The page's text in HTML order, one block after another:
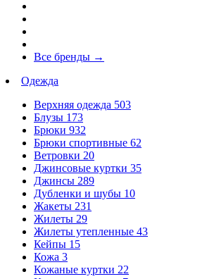
Все бренды →
Одежда
Верхняя одежда 503
Блузы 173
Брюки 932
Брюки спортивные 62
Ветровки 20
Джинсовые куртки 35
Джинсы 289
Дубленки и шубы 10
Жакеты 231
Жилеты 29
Жилеты утепленные 43
Кейпы 15
Кожа 3
Кожаные куртки 22